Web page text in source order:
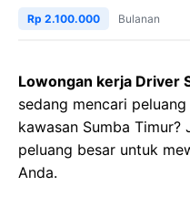
Rp 2.100.000 Bulanan
Lowongan kerja Driver
sedang mencari
kawasan Sumba Timur?
peluang besar untuk
Anda.